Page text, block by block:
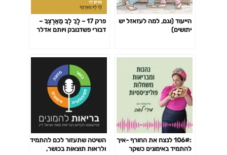
הייעוד (וגם, למה לעזאזל יש
יתושים)
פרק 17 – לֶךְ לְךָ מֵאַרְצְךָ –
דבורי פשדנובק ויותם אדלר
:106# לנצח את החורף -איך
להתמיד באימונים כשקר
השיטה שתעזור לכם להתמיד
ולראות תוצאות בכושר,